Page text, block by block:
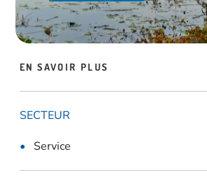
EN SAVOIR PLUS
SECTEUR
Service